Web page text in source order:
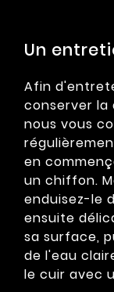
Un
Afin
conserver la
nous vous
en
un chiffon.
enduisez-le
ensuite
sa surface,
de l'eau
le cuir avec